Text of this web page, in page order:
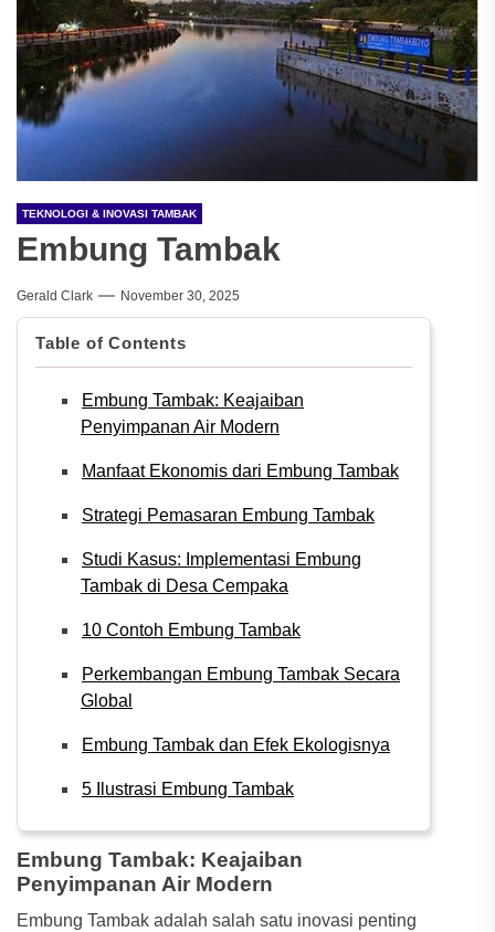
TEKNOLOGI & INOVASI TAMBAK
Embung Tambak
Gerald Clark November 30, 2025
Table of Contents
Embung Tambak: Keajaiban
Penyimpanan Air Modern
Manfaat Ekonomis dari Embung Tambak
Strategi Pemasaran Embung Tambak
Studi Kasus: Implementasi Embung
Tambak di Desa Cempaka
10 Contoh Embung Tambak
Perkembangan Embung Tambak Secara
Global
Embung Tambak dan Efek Ekologisnya
5 Ilustrasi Embung Tambak
Embung Tambak: Keajaiban
Penyimpanan Air Modern
Embung Tambak adalah salah satu inovasi penting